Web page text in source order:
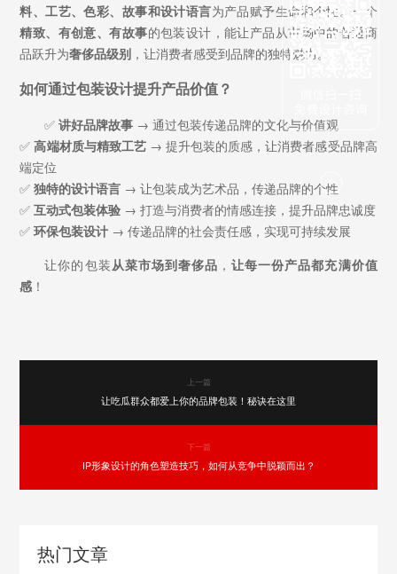
料、工艺、色彩、故事和设计语言为产品赋予生命和个性。一个
精致、有创意、有故事的包装设计，能让产品从市场中的普通商
品跃升为奢侈品级别 ，让消费者感受到品牌的独特魅力。
如何通过包装设计提升产品价值？
✅讲好品牌故事 → 通过包装传递品牌的文化与价值观
✅高端材质与精致工艺→ 提升包装的质感，让消费者感受品牌高
端定位
✅独特的设计语言 → 让包装成为艺术品，传递品牌的个性
✅互动式包装体验 → 打造与消费者的情感连接，提升品牌忠诚度
✅环保包装设计 → 传递品牌的社会责任感，实现可持续发展
让你的包装 从菜市场到奢侈品 ，让每一份产品都充满价值
感 ！
上一篇
让吃瓜群众都爱上你的品牌包装！秘诀在这里
下一篇
IP形象设计的角色塑造技巧，如何从竞争中脱颖而出？
热门文章